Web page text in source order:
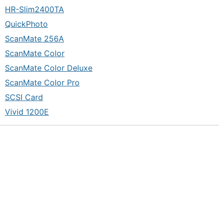
HR-Slim2400TA
QuickPhoto
ScanMate 256A
ScanMate Color
ScanMate Color Deluxe
ScanMate Color Pro
SCSI Card
Vivid 1200E